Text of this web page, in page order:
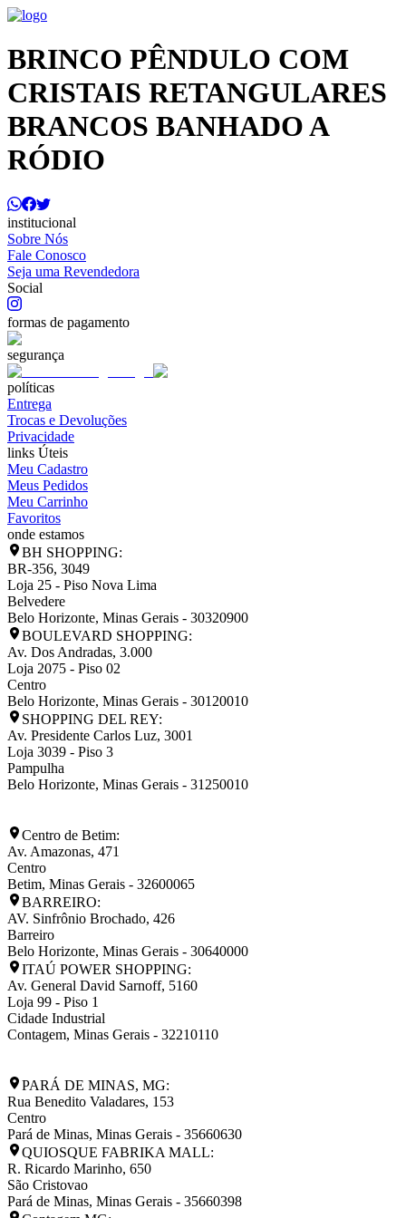
BRINCO PÊNDULO COM
CRISTAIS RETANGULARES
BRANCOS BANHADO A
RÓDIO
institucional
Sobre Nós
Fale Conosco
Seja uma Revendedora
Social
formas de pagamento
segurança
políticas
Entrega
Trocas e Devoluções
Privacidade
links Úteis
Meu Cadastro
Meus Pedidos
Meu Carrinho
Favoritos
onde estamos
BH SHOPPING:
BR-356, 3049
Loja 25 - Piso Nova Lima
Belvedere
Belo Horizonte, Minas Gerais - 30320900
BOULEVARD SHOPPING:
Av. Dos Andradas, 3.000
Loja 2075 - Piso 02
Centro
Belo Horizonte, Minas Gerais - 30120010
SHOPPING DEL REY:
Av. Presidente Carlos Luz, 3001
Loja 3039 - Piso 3
Pampulha
Belo Horizonte, Minas Gerais - 31250010
Centro de Betim:
Av. Amazonas, 471
Centro
Betim, Minas Gerais - 32600065
BARREIRO:
AV. Sinfrônio Brochado, 426
Barreiro
Belo Horizonte, Minas Gerais - 30640000
ITAÚ POWER SHOPPING:
Av. General David Sarnoff, 5160
Loja 99 - Piso 1
Cidade Industrial
Contagem, Minas Gerais - 32210110
PARÁ DE MINAS, MG:
Rua Benedito Valadares, 153
Centro
Pará de Minas, Minas Gerais - 35660630
QUIOSQUE FABRIKA MALL:
R. Ricardo Marinho, 650
São Cristovao
Pará de Minas, Minas Gerais - 35660398